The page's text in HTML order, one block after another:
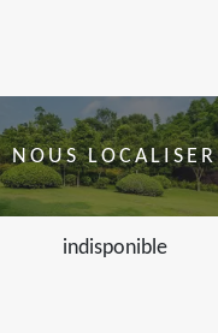
NOUS LOCALISER
indisponible